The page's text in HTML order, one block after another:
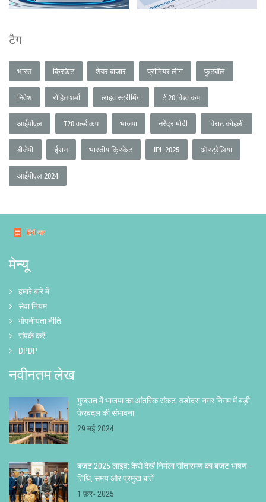
टैग
भारत क्रिकेट शेयर बाजार प्रीमियर लीग फुटबॉल
निवेश रोहित शर्मा लाइव स्ट्रीमिंग टी20 विश्व कप
आईपीएल T20 वर्ल्ड कप भाजपा नरेंद्र मोदी विराट कोहली
बीजेपी ईरान भारतीय क्रिकेट IPL 2025 ऑस्ट्रेलिया
आईपीएल 2024
मेन्यू
हमारे बारे में
सेवा नियम
गोपनीयता नीति
संपर्क करें
DPDP
नवीनतम लेख
गुजरात में भाजपा का आंतरिक संकट: वडोदरा नगर निगम में बड़ी
फेरबदल की संभावना
29 मई 2024
बजट 2025 लाइव: कैसे देखें निर्मला सीतारमण का बजट भाषण -
तिथि, समय और प्रमुख बातें
1 फ़र॰ 2025